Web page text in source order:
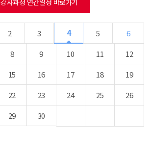
강사과정 연간일정 바로가기
2 3 4 5
6
8 9 10 11
12
15 16 17 18
19
22 23 24 25
26
29 30